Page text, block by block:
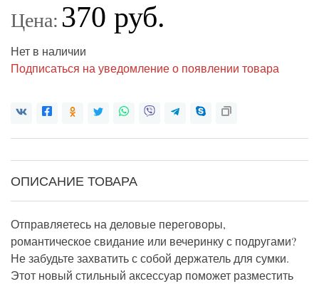
Цена: 370 руб.
Нет в наличии
Подписаться на уведомление о появлении товара
ОПИСАНИЕ ТОВАРА
Отправляетесь на деловые переговоры,
романтическое свидание или вечеринку с подругами?
Не забудьте захватить с собой держатель для сумки.
Этот новый стильный аксессуар поможет разместить